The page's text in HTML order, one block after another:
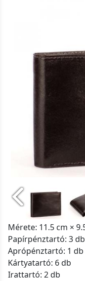
Mérete: 11.5 cm ×
Papírpénztartó: 3 db
Aprópénztartó: 1 db
Kártyatartó: 6 db
Irattartó: 2 db